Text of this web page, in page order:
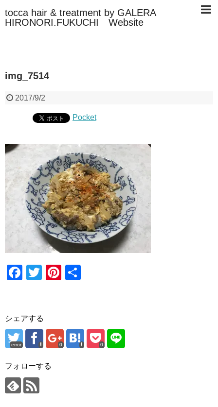
tocca hair & treatment by GALERA
HIRONORI.FUKUCHI Website
img_7514
2017/9/2
Pocket
F
e
b
o
o
k
T
er
Pi
st
シェアする
error 0 0
フォローする